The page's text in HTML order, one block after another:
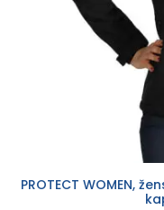
PROTECT WOMEN,